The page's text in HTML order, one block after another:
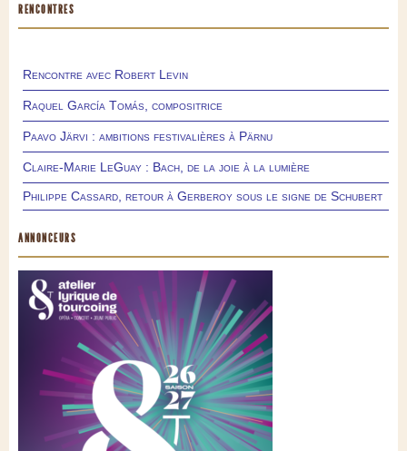
RENCONTRES
Rencontre avec Robert Levin
Raquel García Tomás, compositrice
Paavo Järvi : ambitions festivalières à Pärnu
Claire-Marie LeGuay : Bach, de la joie à la lumière
Philippe Cassard, retour à Gerberoy sous le signe de Schubert
ANNONCEURS